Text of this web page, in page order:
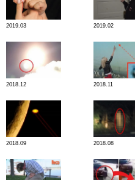
2019.03 2019.02
2018.12 2018.11
2018.09 2018.08